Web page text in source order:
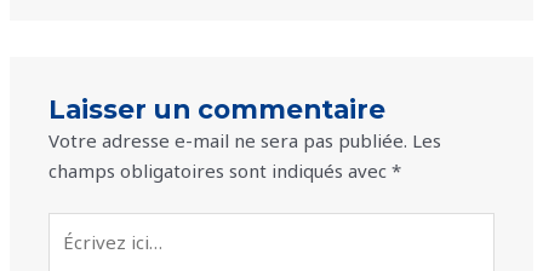
Laisser un commentaire
Votre adresse e-mail ne sera pas publiée. Les
champs obligatoires sont indiqués avec*
Écrivez
ici…